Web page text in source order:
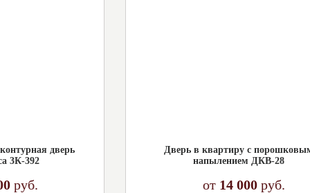
дверь
3К-392
руб.
Дверь в квартиру с
напылением ДКВ-28
от 14 000 руб.